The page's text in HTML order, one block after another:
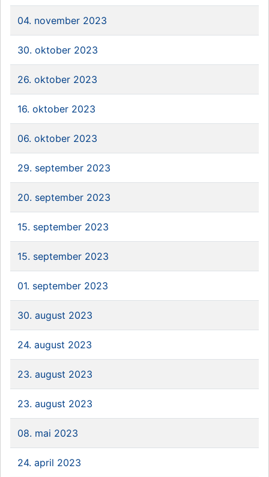
04. november 2023
30. oktober 2023
26. oktober 2023
16. oktober 2023
06. oktober 2023
29. september 2023
20. september 2023
15. september 2023
15. september 2023
01. september 2023
30. august 2023
24. august 2023
23. august 2023
23. august 2023
08. mai 2023
24. april 2023